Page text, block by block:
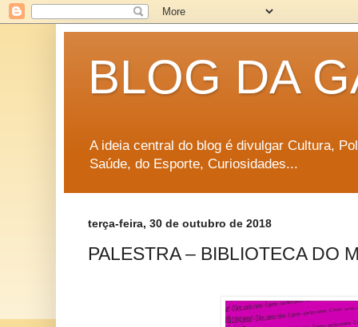
BLOG DA
A ideia central do blog é divulgar Cultura,
Saúde, do Esporte, Curiosidades...
terça-feira, 30 de outubro de 2018
PALESTRA – BIBLIOTECA DO